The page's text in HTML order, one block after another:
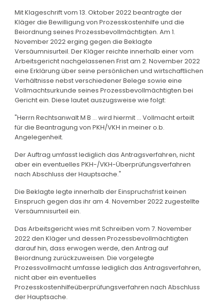
Mit Klageschrift vom 13. Oktober 2022 beantragte der
Kläger die Bewilligung von Prozesskostenhilfe und die
Beiordnung seines Prozessbevollmächtigten. Am 1.
November 2022 erging gegen die Beklagte
Versäumnisurteil. Der Kläger reichte innerhalb einer vom
Arbeitsgericht nachgelassenen Frist am 2. November 2022
eine Erklärung über seine persönlichen und wirtschaftlichen
Verhältnisse nebst verschiedener Belege sowie eine
Vollmachtsurkunde seines Prozessbevollmächtigten bei
Gericht ein. Diese lautet auszugsweise wie folgt:
"Herrn Rechtsanwalt M B ... wird hiermit ... Vollmacht erteilt
für die Beantragung von PKH/VKH in meiner o.b.
Angelegenheit.
Der Auftrag umfasst lediglich das Antragsverfahren, nicht
aber ein eventuelles PKH-/VKH-Überprüfungsverfahren
nach Abschluss der Hauptsache."
Die Beklagte legte innerhalb der Einspruchsfrist keinen
Einspruch gegen das ihr am 4. November 2022 zugestellte
Versäumnisurteil ein.
Das Arbeitsgericht wies mit Schreiben vom 7. November
2022 den Kläger und dessen Prozessbevollmächtigten
darauf hin, dass erwogen werde, den Antrag auf
Beiordnung zurückzuweisen. Die vorgelegte
Prozessvollmacht umfasse lediglich das Antragsverfahren,
nicht aber ein eventuelles
Prozesskostenhilfeüberprüfungsverfahren nach Abschluss
der Hauptsache.